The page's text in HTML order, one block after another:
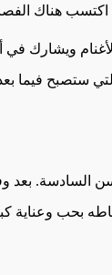
هناك
ويشارك في
ستصبح فيما
بعد
بحب وعناية